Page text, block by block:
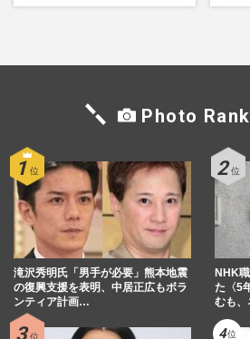
Photo
滝沢秀明氏「男手が必要」熊本地震
の復興支援を表明、中居正広もボラ
ンティア計画…
NHK
た〈5
むも